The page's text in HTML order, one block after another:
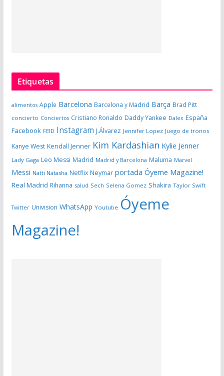
Etiquetas
alimentos Apple Barcelona Barcelona y Madrid Barça Brad Pitt
concierto Conciertos Cristiano Ronaldo Daddy Yankee Dalex España
Facebook FEID Instagram J.Álvarez Jennifer Lopez Juego de tronos
Kanye West Kendall Jenner Kim Kardashian Kylie Jenner
Lady Gaga Leo Messi Madrid Madrid y Barcelona Maluma Marvel
Messi Natti Natasha Netflix Neymar portada Óyeme Magazine!
Real Madrid Rihanna salud Sech Selena Gomez Shakira Taylor Swift
Twitter Univision WhatsApp Youtube Óyeme
Magazine!